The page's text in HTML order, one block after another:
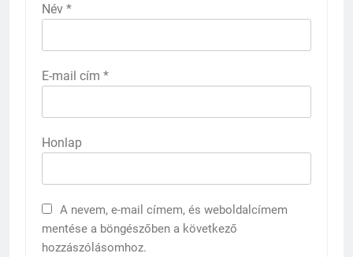
Név *
E-mail cím *
Honlap
A nevem, e-mail címem, és weboldalcímem
mentése a böngészőben a következő
hozzászólásomhoz.